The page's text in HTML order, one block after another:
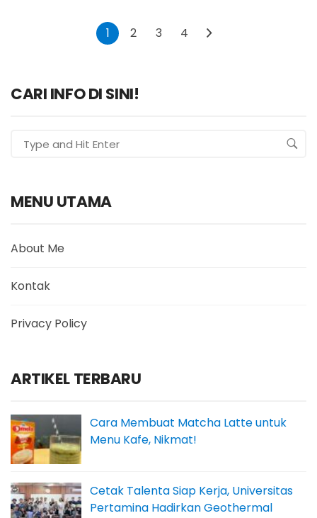
1 2 3 4
CARI INFO DI SINI!
MENU UTAMA
About Me
Kontak
Privacy Policy
ARTIKEL TERBARU
Cara Membuat Matcha Latte untuk
Menu Kafe, Nikmat!
Cetak Talenta Siap Kerja, Universitas
Pertamina Hadirkan Geothermal